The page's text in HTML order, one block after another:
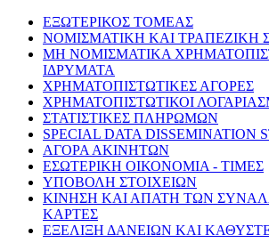
ΕΞΩΤΕΡΙΚΟΣ ΤΟΜΕΑΣ
ΝΟΜΙΣΜΑΤΙΚΗ ΚΑΙ ΤΡΑΠΕΖΙΚΗ
ΜΗ ΝΟΜΙΣΜΑΤΙΚΑ
ΙΔΡΥΜΑΤΑ
ΧΡΗΜΑΤΟΠΙΣΤΩΤΙΚΕΣ ΑΓΟΡΕΣ
ΧΡΗΜΑΤΟΠΙΣΤΩΤΙΚΟΙ
ΣΤΑΤΙΣΤΙΚΕΣ ΠΛΗΡΩΜΩΝ
SPECIAL DATA DISSEMINATION
ΑΓΟΡΑ ΑΚΙΝΗΤΩΝ
ΕΣΩΤΕΡΙΚΗ ΟΙΚΟΝΟΜΙΑ - ΤΙΜΕΣ
ΥΠΟΒΟΛΗ ΣΤΟΙΧΕΙΩΝ
ΚΙΝΗΣΗ ΚΑΙ ΑΠΑΤΗ ΤΩΝ
ΚΑΡΤΕΣ
ΕΞΕΛΙΞΗ ΔΑΝΕΙΩΝ ΚΑΙ